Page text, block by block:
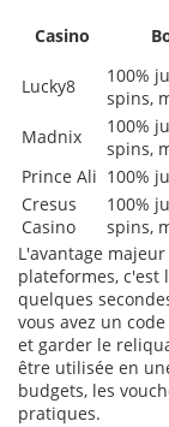
Casino
Lucky8
100%
spins,
Madnix
100%
spins,
Prince Ali 100%
Cresus
Casino
100%
spins,
L'avantage
plateformes, c'est
quelques
vous avez un
et garder le
être utilisée en
budgets, les
pratiques.